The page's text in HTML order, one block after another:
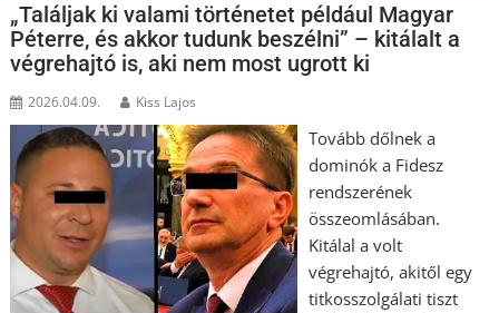
„Találjak ki valami történetet például Magyar
Péterre, és akkor tudunk beszélni” – kitálalt a
végrehajtó is, aki nem most ugrott ki
2026.04.09. Kiss Lajos
Tovább dőlnek a
dominók a Fidesz
rendszerének
összeomlásában.
Kitálal a volt
végrehajtó, akitől egy
titkosszolgálati tiszt